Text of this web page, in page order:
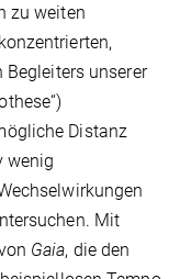
zu weiten
Begleiters unserer
Distanz
wenig
Mit
Gaia, die den